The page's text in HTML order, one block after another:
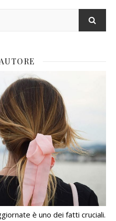
è uno dei fatti cruciali.